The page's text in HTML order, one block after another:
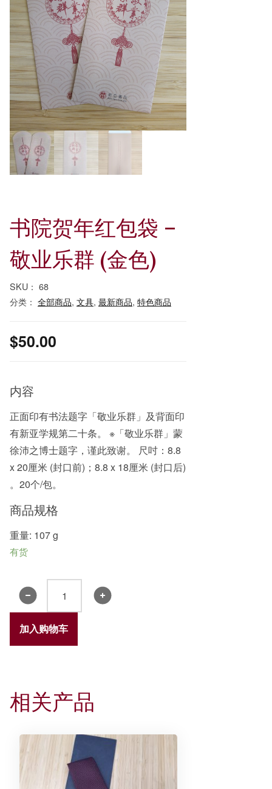
书院贺年红包袋 –
敬业乐群 (金色)
SKU： 68
分类： 全部商品, 文具, 最新商品, 特色商品
$50.00
内容
正面印有书法题字「敬业乐群」及背面印
有新亚学规第二十条。 ※「敬业乐群」蒙
徐沛之博士题字，谨此致谢。 尺吋：8.8
x 20厘米 (封口前)；8.8 x 18厘米 (封口后)
。20个/包。
商品规格
重量: 107 g
有货
贺
年
-
业
乐
群
加入购物车
相关产品